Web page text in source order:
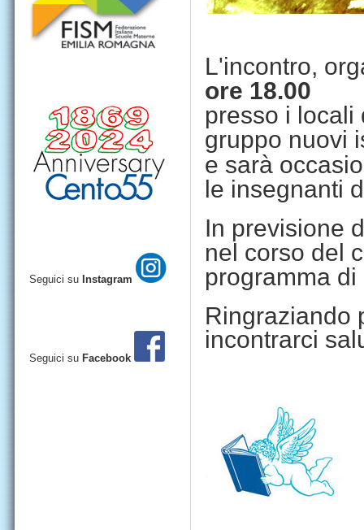
L'incontro,
ore 18.00
presso i locali
gruppo nuovi
e sarà
le insegnanti
In previsione
nel corso del
programma
Ringraziando
incontrarci
Seguici su Instagram
Seguici su Facebook